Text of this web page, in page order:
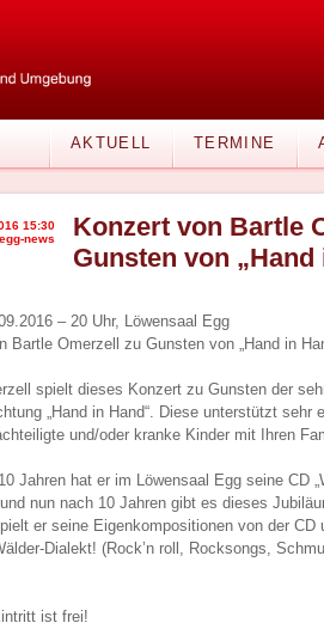
AKTUELL TERMINE
15:30
news
Konzert von Bartle
Gunsten von „Hand
– 20 Uhr, Löwensaal Egg
Bartle Omerzell zu Gunsten von „Hand in
spielt dieses Konzert zu Gunsten der
„Hand in Hand“. Diese unterstützt sehr
und/oder kranke Kinder mit Ihren
Jahren hat er im Löwensaal Egg seine CD
nun nach 10 Jahren gibt es dieses
er seine Eigenkompositionen von der CD
Dialekt! (Rock’n roll, Rocksongs,
ist frei!